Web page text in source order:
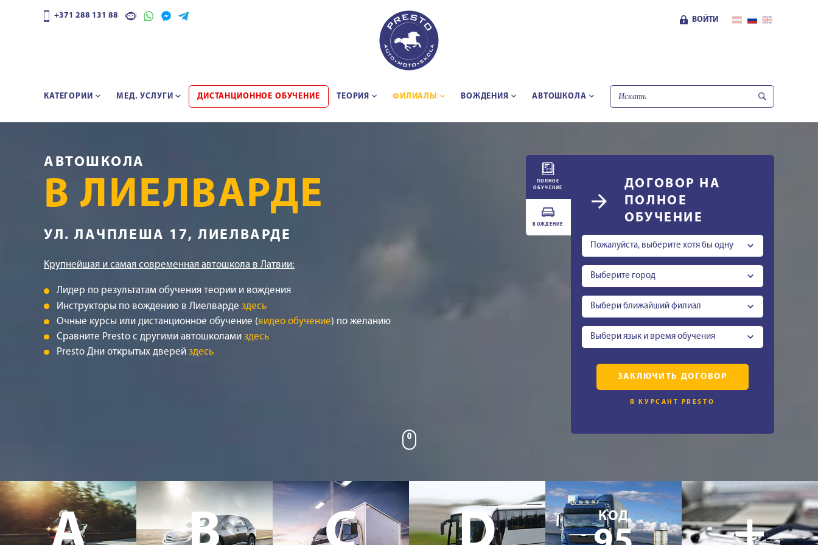
+371 288 131 88
ВОЙТИ
КАТЕГОРИИ МЕД. УСЛУГИ ДИСТАНЦИОННОЕ ОБУЧЕНИЕ ТЕОРИЯ ФИЛИАЛЫ BОЖДЕНИЯ АВТОШКОЛА
АВТОШКОЛА
В ЛИЕЛВАРДЕ
УЛ. ЛАЧПЛЕША 17, ЛИЕЛВАРДЕ
Крупнейшая и самая современная автошкола в Латвии:
Лидер по результатам обучения теории и вождения
Инструкторы по вождению в Лиелвардездесь
Очные курсы или дистанционное обучение (видео обучение) по желанию
Сравните Presto с другими автошколамиздесь
Presto Дни открытых дверейздесь
ПОЛНОЕ
ОБУЧЕНИЕ
ВОЖДЕНИЕ
ДОГОВОР НА
ПОЛНОЕ
ОБУЧЕНИЕ
Пожалуйста, выберите хотя бы одну
категорию.
Выберите город
Выбери ближайший филиал
Выбери язык и время обучения
ЗАКЛЮЧИТЬ ДОГОВОР
Я КУРСАНТ PRESTO
КОД